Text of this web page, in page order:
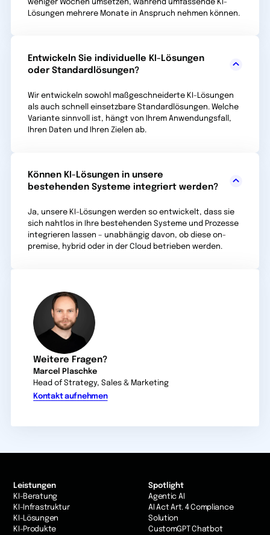
weniger Wochen umsetzen, während umfassende KI-
Lösungen mehrere Monate in Anspruch nehmen können.
Entwickeln Sie individuelle KI-Lösungen
oder Standardlösungen?
Wir entwickeln sowohl maßgeschneiderte KI-Lösungen
als auch schnell einsetzbare Standard­lösungen. Welche
Variante sinnvoll ist, hängt von Ihrem Anwendungsfall,
Ihren Daten und Ihren Zielen ab.
Können KI-Lösungen in unsere
bestehenden Systeme integriert werden?
Ja, unsere KI-Lösungen werden so entwickelt, dass sie
sich nahtlos in Ihre bestehenden Systeme und Prozesse
integrieren lassen – unabhängig davon, ob diese on-
premise, hybrid oder in der Cloud betrieben werden.
Weitere Fragen?
Marcel Plaschke
Head of Strategy, Sales & Marketing
Kontakt aufnehmen
Leistungen
KI-Beratung
KI-Infrastruktur
KI-Lösungen
KI-Produkte
Spotlight
Agentic AI
AI Act Art. 4 Compliance
Solution
CustomGPT Chatbot